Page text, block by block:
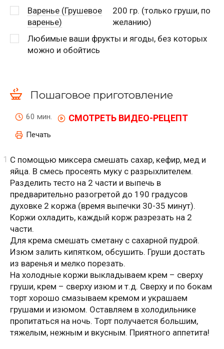
Варенье (Грушевое
варенье)
200 гр. (только груши, по
желанию)
Любимые ваши фрукты и ягоды, без которых
можно и обойтись
Пошаговое приготовление
60 мин. СМОТРЕТЬ ВИДЕО-РЕЦЕПТ
Печать
С помощью миксера смешать сахар, кефир, мед и
яйца. В смесь просеять муку с разрыхлителем.
Разделить тесто на 2 части и выпечь в
предварительно разогретой до 190 градусов
духовке 2 коржа (время выпечки 30-35 минут).
Коржи охладить, каждый корж разрезать на 2
части.
Для крема смешать сметану с сахарной пудрой.
Изюм залить кипятком, обсушить. Груши достать
из варенья и мелко порезать.
На холодные коржи выкладываем крем – сверху
груши, крем – сверху изюм и т.д. Сверху и по бокам
торт хорошо смазываем кремом и украшаем
грушами и изюмом. Оставляем в холодильнике
пропитаться на ночь. Торт получается большим,
тяжелым, нежным и вкусным. Приятного аппетита!